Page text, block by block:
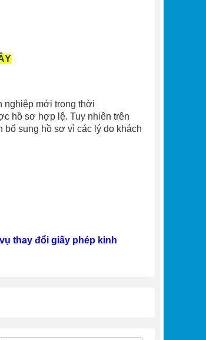
nghiệp mới trong thời
hồ sơ hợp lệ. Tuy nhiên trên
sung hồ sơ vì các lý do khách
thay đổi giấy phép kinh